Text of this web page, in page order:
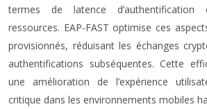
termes de latence d’authentification
ressources. EAP-FAST optimise ces
provisionnés, réduisant les échanges
authentifications subséquentes. Cette
une amélioration de l’expérience
critique dans les environnements mobiles